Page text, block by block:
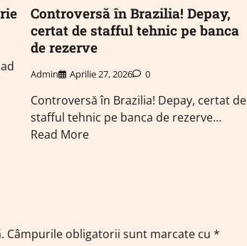
Controversă în Brazilia! Depay,
certat de stafful tehnic pe banca
de rezerve
Admin Aprilie 27, 2026 0
Controversă în Brazilia! Depay, certat de
stafful tehnic pe banca de rezerve…
Read More
Câmpurile obligatorii sunt marcate cu *